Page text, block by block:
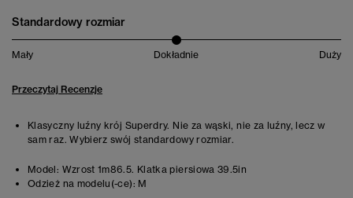
Standardowy rozmiar
Mały Dokładnie Duży
Przeczytaj Recenzje
Klasyczny luźny krój Superdry. Nie za wąski, nie za luźny, lecz w
sam raz. Wybierz swój standardowy rozmiar.
Model: Wzrost 1m86.5. Klatka piersiowa 39.5in
Odzież na modelu(-ce): M